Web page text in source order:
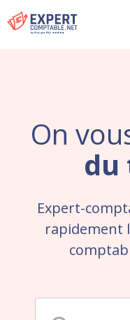
On
du
Expert-
rapidement